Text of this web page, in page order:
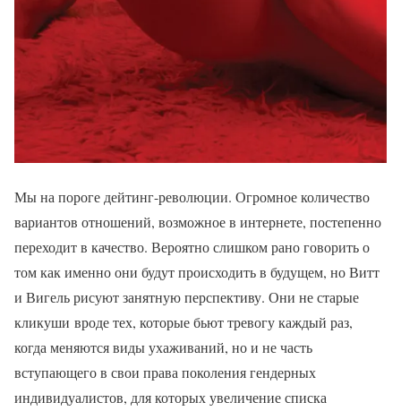
Мы на пороге дейтинг-революции. Огромное количество
вариантов отношений, возможное в интернете, постепенно
переходит в качество. Вероятно слишком рано говорить о
том как именно они будут происходить в будущем, но Витт
и Вигель рисуют занятную перспективу. Они не старые
кликуши вроде тех, которые бьют тревогу каждый раз,
когда меняются виды ухаживаний, но и не часть
вступающего в свои права поколения гендерных
индивидуалистов, для которых увеличение списка